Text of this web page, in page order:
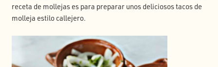
receta de mollejas es para preparar unos deliciosos tacos de
molleja estilo callejero.